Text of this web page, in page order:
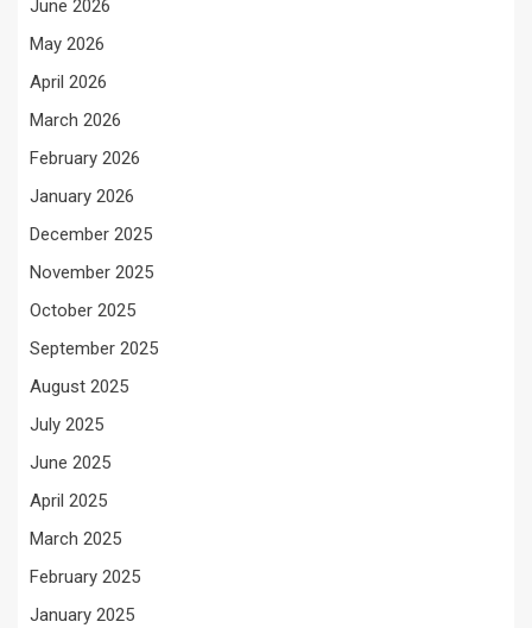
June 2026
May 2026
April 2026
March 2026
February 2026
January 2026
December 2025
November 2025
October 2025
September 2025
August 2025
July 2025
June 2025
April 2025
March 2025
February 2025
January 2025